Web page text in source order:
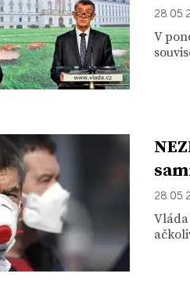
28. 05.
V
28. 05.